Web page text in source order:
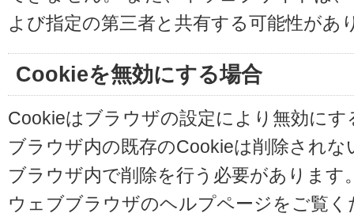
よび指定の第三者と共有する可能性があ
Cookieを無効にする場合
Cookieはブラウザの設定により無効に
ブラウザ内の既存のCookieは削除され
ブラウザ内で削除を行う必要があります
ウェブブラウザのヘルプページをご覧く